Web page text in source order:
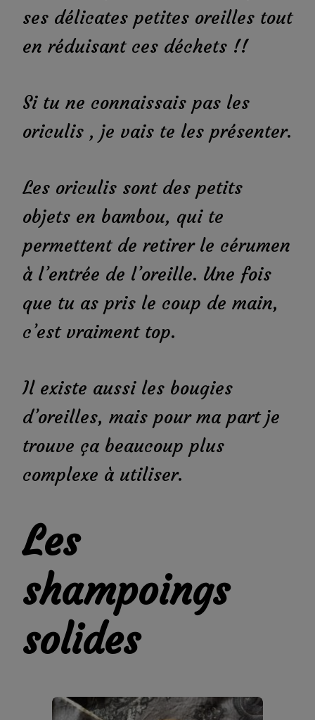
ses délicates petites oreilles tout
en réduisant ces déchets !!
Si tu ne connaissais pas les
oriculis , je vais te les présenter.
Les oriculis sont des petits
objets en bambou, qui te
permettent de retirer le cérumen
à l’entrée de l’oreille. Une fois
que tu as pris le coup de main,
c’est vraiment top.
Il existe aussi les bougies
d’oreilles, mais pour ma part je
trouve ça beaucoup plus
complexe à utiliser.
Les
shampoings
solides